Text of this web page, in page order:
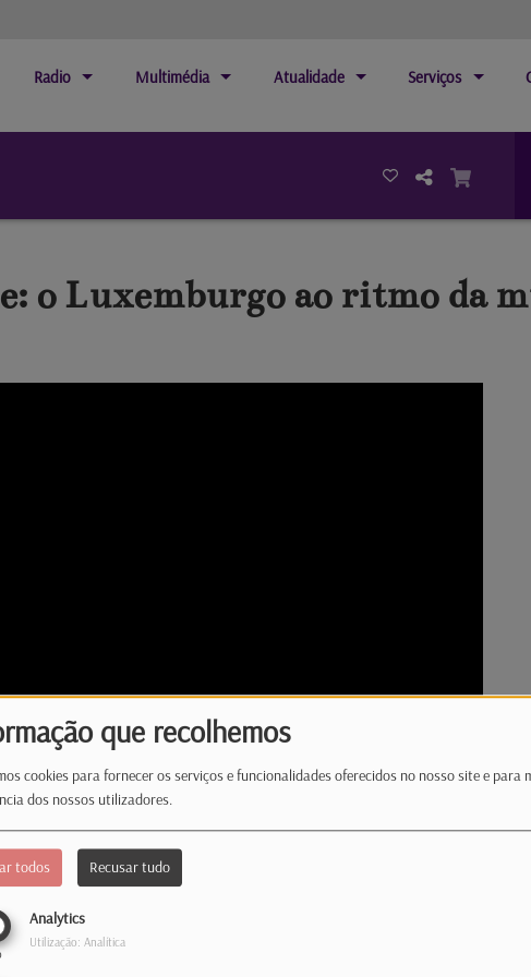
que recolhemos
cookies para fornecer os serviços e funcionalidades oferecidos no nosso site e para
dos nossos utilizadores.
todos Recusar tudo
Analytics
Utilização: Analítica
Radio Multimédia Atualidade Serviços
o Luxemburgo ao ritmo da
Luxemburgo!
e, até ao próximo dia 21 de junho, não faltam
os gostos. Na semana passada prometemos